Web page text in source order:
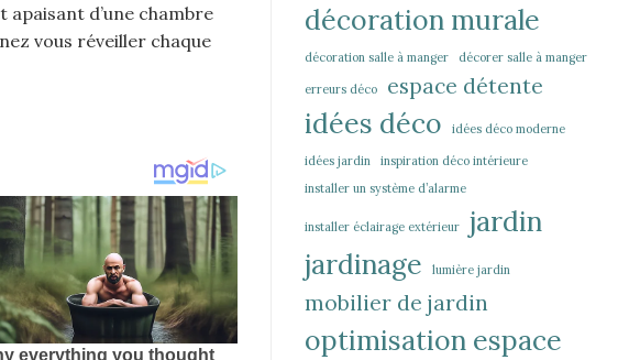
apaisant d’une chambre
vous réveiller chaque
décoration murale
décoration salle à manger décorer salle à manger
erreurs déco espace détente
idées déco idées déco moderne
idées jardin
inspiration déco intérieure
installer un système d’alarme
installer éclairage extérieur
jardin
jardinage
lumière jardin
mobilier de jardin
optimisation espace